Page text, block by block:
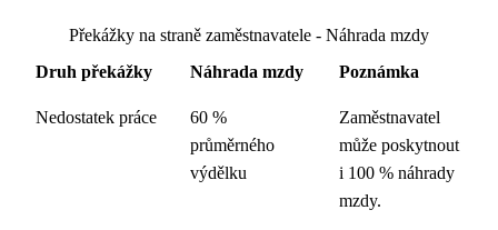
Překážky na straně zaměstnavatele - Náhrada mzdy
Druh překážky
Náhrada mzdy Poznámka
Nedostatek práce
60 %
průměrného
výdělku
Zaměstnavatel
může poskytnout
i 100 % náhrady
mzdy.